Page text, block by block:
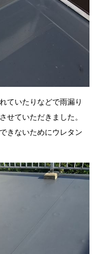
ていたりなどで雨漏り
せていただきました。
きないためにウレタン